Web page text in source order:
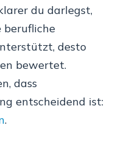
du darlegst,
berufliche
desto
bewertet.
dass
entscheidend ist:
.